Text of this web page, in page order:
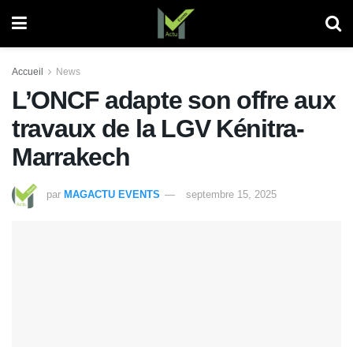
Accueil News
L’ONCF adapte son offre aux
travaux de la LGV Kénitra-
Marrakech
par MAGACTU EVENTS septembre 15, 2025